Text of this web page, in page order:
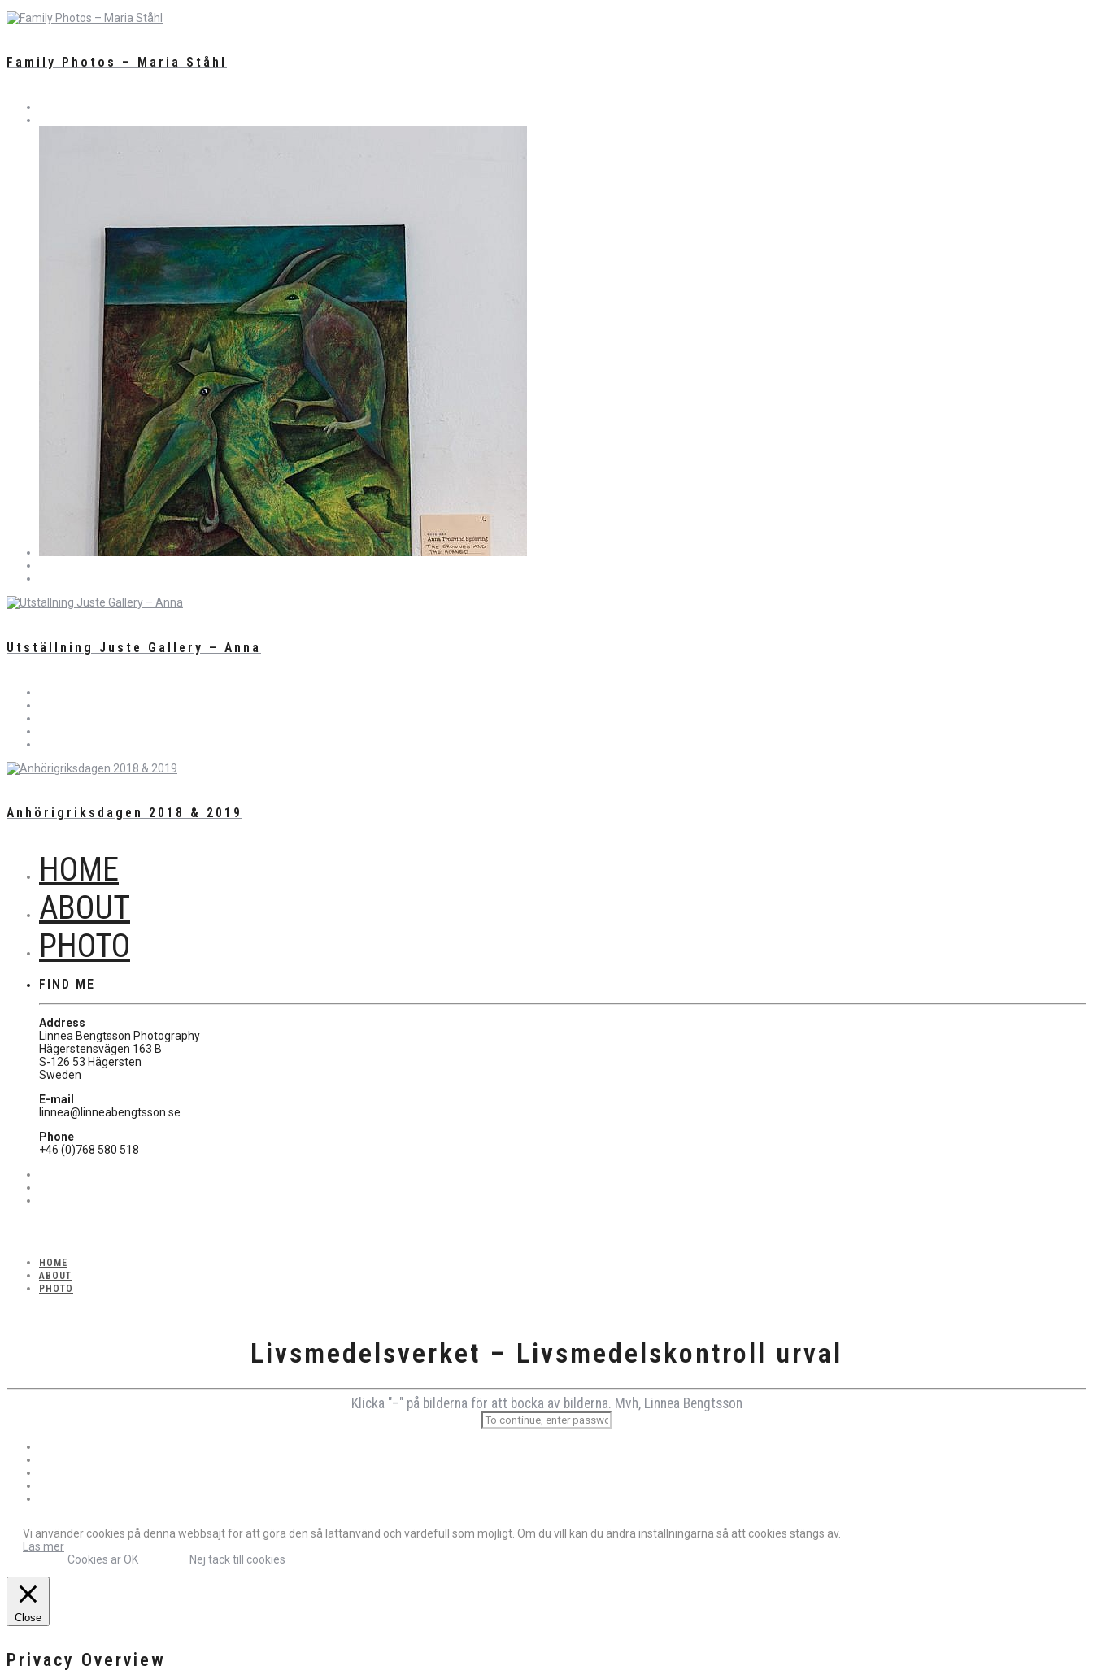
Family Photos – Maria Ståhl
Utställning Juste Gallery – Anna
Anhörigriksdagen 2018 & 2019
HOME
ABOUT
PHOTO
FIND ME
Address
Linnea Bengtsson Photography
Hägerstensvägen 163 B
S-126 53 Hägersten
Sweden
E-mail
linnea@linneabengtsson.se
Phone
+46 (0)768 580 518
HOME
ABOUT
PHOTO
Livsmedelsverket – Livsmedelskontroll urval
Klicka "–" på bilderna för att bocka av bilderna. Mvh, Linnea Bengtsson
Vi använder cookies på denna webbsajt för att göra den så lättanvänd och värdefull som möjligt. Om du vill kan du ändra inställningarna så att cookies stängs av.
Läs mer
Cookies är OK
Nej tack till cookies
Close
Privacy Overview